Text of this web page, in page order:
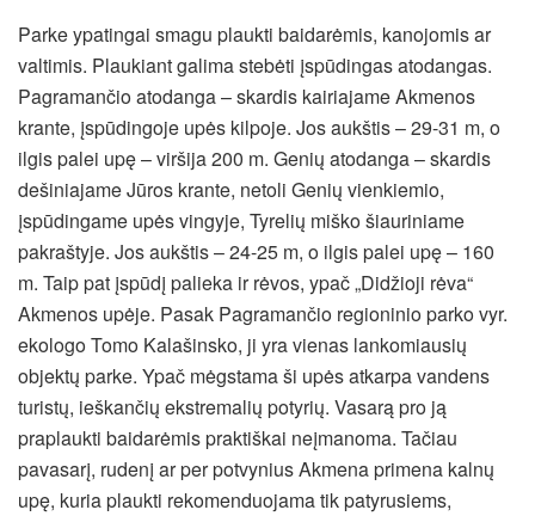
Parke ypatingai smagu plaukti baidarėmis, kanojomis ar
valtimis. Plaukiant galima stebėti įspūdingas atodangas.
Pagramančio atodanga – skardis kairiajame Akmenos
krante, įspūdingoje upės kilpoje. Jos aukštis – 29-31 m, o
ilgis palei upę – viršija 200 m. Genių atodanga – skardis
dešiniajame Jūros krante, netoli Genių vienkiemio,
įspūdingame upės vingyje, Tyrelių miško šiauriniame
pakraštyje. Jos aukštis – 24-25 m, o ilgis palei upę – 160
m. Taip pat įspūdį palieka ir rėvos, ypač „Didžioji rėva“
Akmenos upėje. Pasak Pagramančio regioninio parko vyr.
ekologo Tomo Kalašinsko, ji yra vienas lankomiausių
objektų parke. Ypač mėgstama ši upės atkarpa vandens
turistų, ieškančių ekstremalių potyrių. Vasarą pro ją
praplaukti baidarėmis praktiškai neįmanoma. Tačiau
pavasarį, rudenį ar per potvynius Akmena primena kalnų
upę, kuria plaukti rekomenduojama tik patyrusiems,